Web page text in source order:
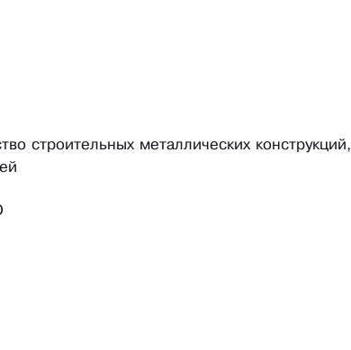
строительных металлических конструкций,